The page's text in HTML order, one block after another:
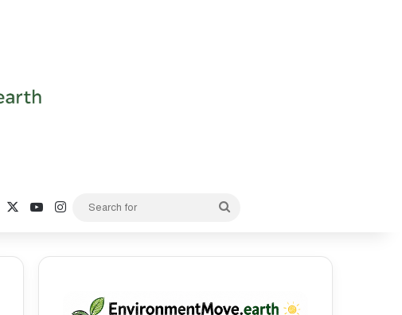
Facebook YouTubeInstagram